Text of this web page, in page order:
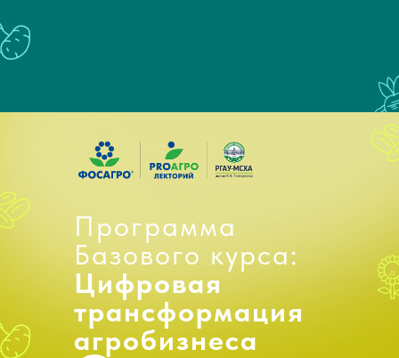
Программа
Базового курса:
Цифровая
трансформация
агробизнеса